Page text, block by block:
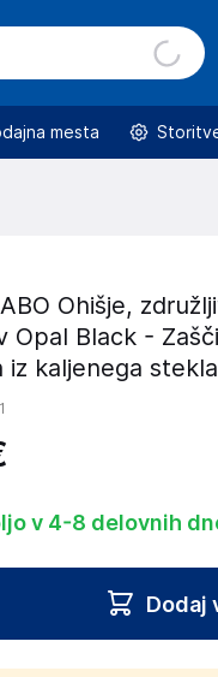
mesta
Ohišje,
Opal Black -
iz kaljenega stekla
v 4-8 delovnih
Dodaj